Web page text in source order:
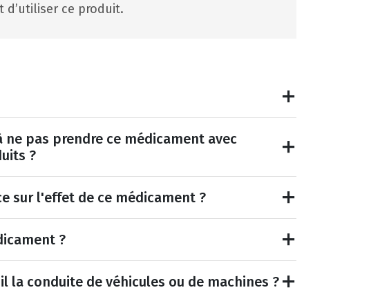
d’utiliser ce produit.
pas prendre ce médicament avec
?
sur l'effet de ce médicament ?
?
la conduite de véhicules ou de machines ?